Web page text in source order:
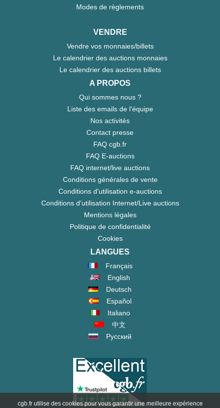
Modes de règlements
VENDRE
Vendre vos monnaies/billets
Le calendrier des auctions monnaies
Le calendrier des auctions billets
A PROPOS
Qui sommes nous ?
Liste des emails de l'équipe
Nos activités
Contact presse
FAQ cgb.fr
FAQ E-auctions
FAQ internet/live auctions
Conditions générales de vente
Conditions d'utilisation e-auctions
Conditions d'utilisation Internet/Live auctions
Mentions légales
Politique de confidentialité
Cookies
LANGUES
Français
English
Deutsch
Español
Italiano
中文
Русский
cgb.fr utilise des cookies pour vous garantir une meilleure expérience